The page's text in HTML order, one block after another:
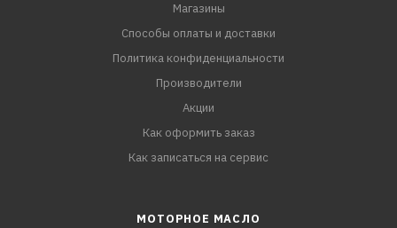
Магазины
Способы оплаты и доставки
Политика конфиденциальности
Производители
Акции
Как оформить заказ
Как записаться на сервис
МОТОРНОЕ МАСЛО